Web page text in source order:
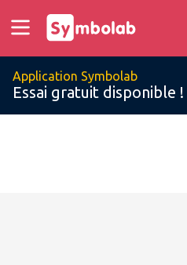
Application Symbolab
Essai gratuit disponible !